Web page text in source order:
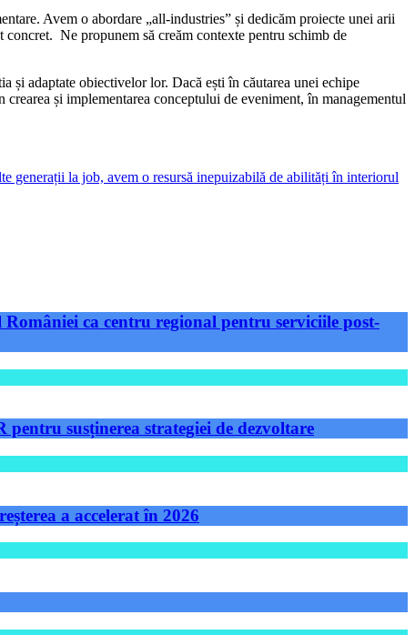
Avem o abordare „all-industries” și dedicăm proiecte unei arii
Ne propunem să creăm contexte pentru schimb de
și adaptate obiectivelor lor. Dacă ești în căutarea unei echipe
și implementarea conceptului de eveniment, în managementul
generații la job, avem o resursă inepuizabilă de abilități în interiorul
ca centru regional pentru serviciile post-
susținerea strategiei de dezvoltare
a accelerat în 2026